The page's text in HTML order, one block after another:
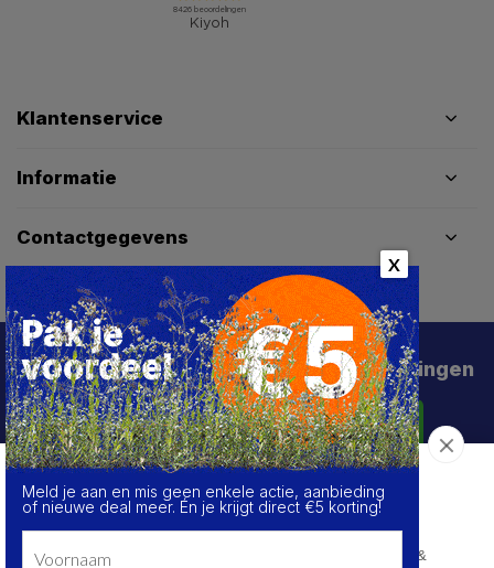
Klantenservice
Informatie
Contactgegevens
Schrijf je in voor de beste deals en kortingen
Abonneer
X
Meld je aan en mis geen enkele actie, aanbieding
of nieuwe deal meer. Én je krijgt direct €5 korting!
Over de cookies op deze website
We maken gebruik van cookies om gegevens m.b.t. de
prestaties en het gebruik van deze website te verzamelen &